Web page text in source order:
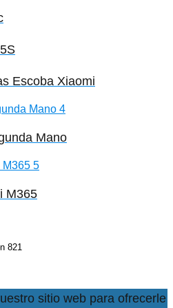
Escoba Xiaomi
Mano
M365
821
sitio web para ofrecerle